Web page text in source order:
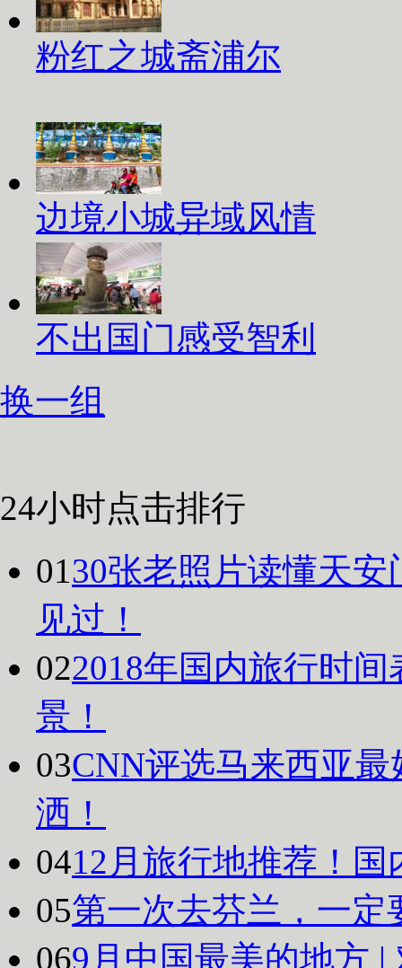
粉红之城斋浦尔
边境小城异域风情
不出国门感受智利
换一组
24小时点击排行
0130张老照片读懂天
见过！
022018年国内旅行时
景！
03CNN评选马来西亚
洒！
0412月旅行地推荐！
05第一次去芬兰，一定
069月中国最美的地方